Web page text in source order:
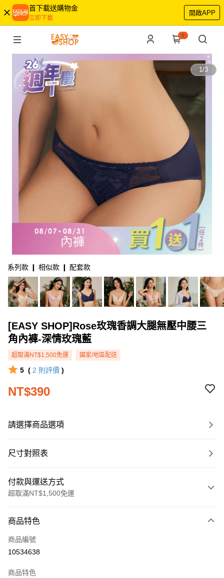
首下載送購物金
立即下載
開啟APP
0
1/3
系列款 ❙ 相似款 ❙ 配套款
[EASY SHOP]Rose玫瑰香調大腿無壓中腰三
角內褲-深情玫瑰藍
超取滿NT$1,500免運 國家/地區配送
5 ( 2 則評價 )
NT$390
請選擇商品選項
尺寸對照表
付款與運送方式
超取滿NT$1,500免運
信用卡一次付款
超商取貨付款
商品特色
商品編號
10534638
商品特色